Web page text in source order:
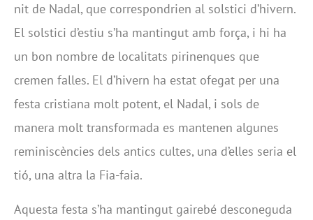
nit de Nadal, que correspondrien al solstici d’hivern.
El solstici d’estiu s’ha mantingut amb força, i hi ha
un bon nombre de localitats pirinenques que
cremen falles. El d’hivern ha estat ofegat per una
festa cristiana molt potent, el Nadal, i sols de
manera molt transformada es mantenen algunes
reminiscències dels antics cultes, una d’elles seria el
tió, una altra la Fia-faia.
Aquesta festa s’ha mantingut gairebé desconeguda